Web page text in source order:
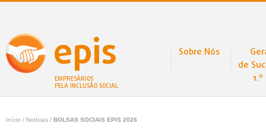
epis
EMPRESÁRIOS
PELA INCLUSÃO SOCIAL
Sobre Nós
de
Início / Notícias / BOLSAS SOCIAIS EPIS 2026